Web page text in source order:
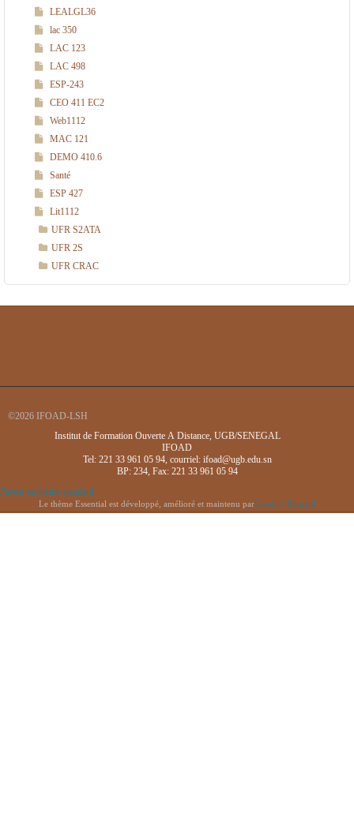
LEALGL36
lac 350
LAC 123
LAC 498
ESP-243
CEO 411 EC2
Web1112
MAC 121
DEMO 410.6
Santé
ESP 427
Lit1112
UFR S2ATA
UFR 2S
UFR CRAC
©2026 IFOAD-LSH
Institut de Formation Ouverte A Distance, UGB/SENEGAL
IFOAD
Tel: 221 33 961 05 94, courriel: ifoad@ugb.edu.sn
BP: 234, Fax: 221 33 961 05 94
Passer au thème standard
Le thème Essential est développé, amélioré et maintenu parGareth J Barnard